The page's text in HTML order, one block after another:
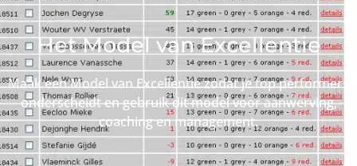
Het Model van Excellentie
Maak een Model van Excellentie zodat je top performers
onderscheidt en gebruik dit model voor aanwerving,
coaching en management.